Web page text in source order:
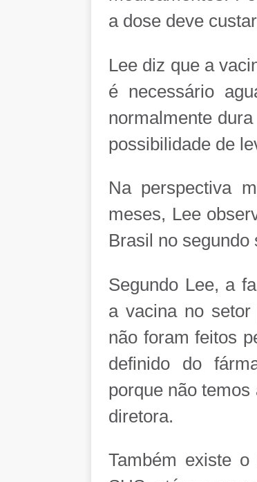
a dose deve
Lee diz que a
é necessário
normalmente
possibilidade de
Na perspectiva
meses, Lee
Brasil no segundo
Segundo Lee, a
a vacina no
não foram feitos
definido do
porque não
diretora.
Também existe